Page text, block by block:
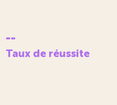
--
Taux de réussite